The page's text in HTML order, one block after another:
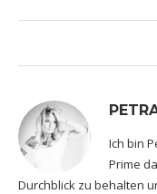
Ich bin
Prime
Durchblick zu behalten